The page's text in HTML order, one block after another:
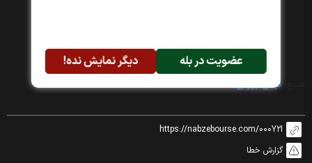
عضویت در بله دیگر نمایش نده!
منبع:نبض بورس
https://nabzebourse.com/000Y2I
گزارش خطا